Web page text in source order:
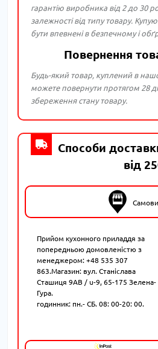
гарантію виробника від 2 до 30
залежності від типу товару.
бути впевнені в безпечному і
Повернення
Будь-який товар, куплений в
можете повернути протягом 28
збереження стану товару.
Способи
від
Прийом кухонного приладдя за
попередньою домовленістю з
менеджером: +48 535 307
863.Магазин: вул. Станіслава
Сташиця 9AB / u-9, 65-175 Зелена-
Гура.
годинник: пн.- СБ. 08: 00-20: 00.